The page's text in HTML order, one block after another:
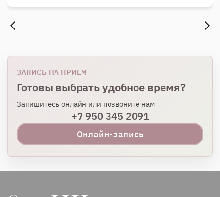
ЗАПИСЬ НА ПРИЕМ
Готовы выбрать удобное время?
Запишитесь онлайн или позвоните нам
+7 950 345 2091
Онлайн-запись